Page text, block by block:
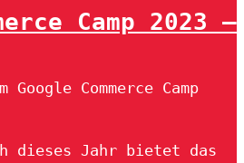
Camp 2023 –
Google Commerce Camp
dieses Jahr bietet das